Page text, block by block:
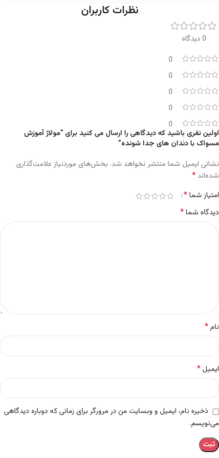
نظرات کاربران
0 دیدگاه
0
0
0
0
0
اولین نفری باشید که دیدگاهی را ارسال می کنید برای “مولاژ آموزش
مسواک با دندان های جدا شونده”
نشانی ایمیل شما منتشر نخواهد شد. بخش‌های موردنیاز علامت‌گذاری
شده‌اند *
امتیاز شما*
دیدگاه شما*
نام*
ایمیل*
ذخیره نام، ایمیل و وبسایت من در مرورگر برای زمانی که دوباره دیدگاهی
می‌نویسم.